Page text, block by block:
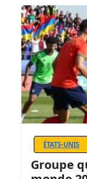
ÉTATS-UNIS
Groupe